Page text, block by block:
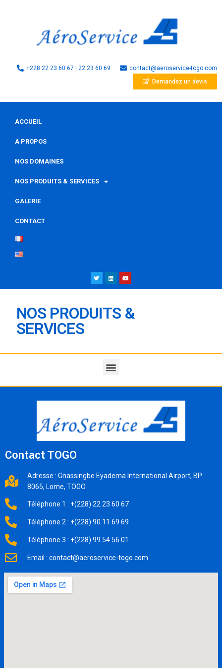
+228 22 23 60 67 | 22 23 60 69
contact@aeroservice-togo.com
Demandez un devis
ACCUEIL
A PROPOS
NOS DOMAINES
NOS PRODUITS & SERVICES
GALERIE
CONTACT
NOS PRODUITS &
SERVICES
Contact TOGO
Adresse : Gnassingbe Eyadema International Airport, BP
8065, Lome, TOGO
Téléphone 1 : +(228) 22 23 60 67
Téléphone 2 : +(228) 90 11 69 69
Téléphone 3 : +(228) 99 54 56 01
Email : contact@aeroservice-togo.com